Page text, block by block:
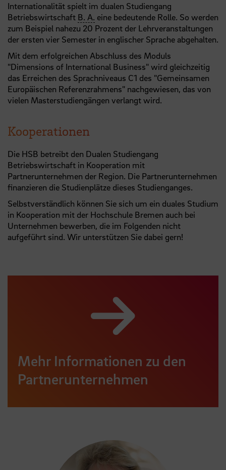
Internationalität spielt im dualen Studiengang
Betriebswirtschaft B. A. eine bedeutende Rolle. So werden
zum Beispiel nahezu 20 Prozent der Lehrveranstaltungen
der ersten vier Semester in englischer Sprache abgehalten.
Mit dem erfolgreichen Abschluss des Moduls
"Dimensions of International Business" wird gleichzeitig
das Erreichen des Sprachniveaus C1 des "Gemeinsamen
Europäischen Referenzrahmens" nachgewiesen, das von
vielen Masterstudiengängen verlangt wird.
Kooperationen
Die HSB betreibt den Dualen Studiengang
Betriebswirtschaft in Kooperation mit
Partnerunternehmen der Region. Die Partnerunternehmen
finanzieren die Studienplätze dieses Studienganges.
Selbstverständlich können Sie sich um ein duales Studium
in Kooperation mit der Hochschule Bremen auch bei
Unternehmen bewerben, die im Folgenden nicht
aufgeführt sind. Wir unterstützen Sie dabei gern!
Mehr Informationen zu den
Partnerunternehmen